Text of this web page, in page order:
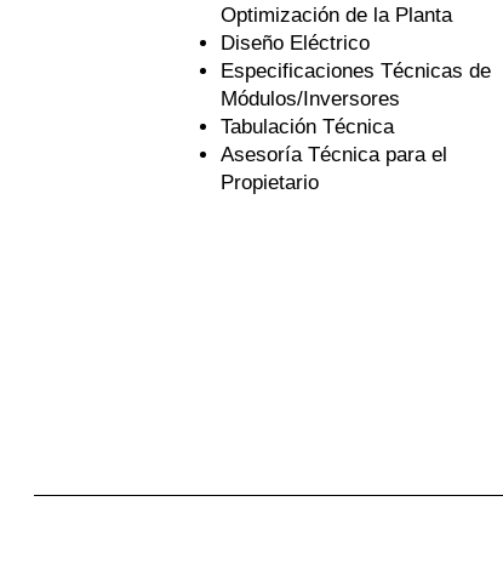
Optimización de la Planta
Diseño Eléctrico
Especificaciones Técnicas de
Módulos/Inversores
Tabulación Técnica
Asesoría Técnica para el
Propietario